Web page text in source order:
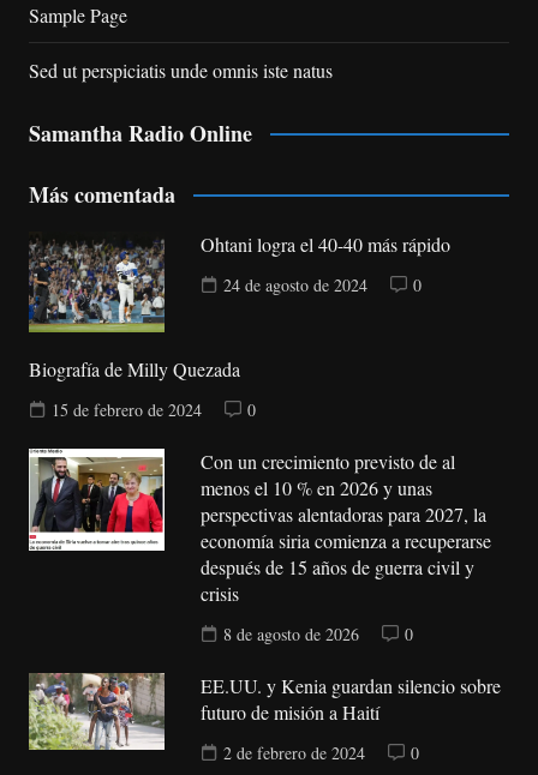
Sample Page
Sed ut perspiciatis unde omnis iste natus
Samantha Radio Online
Más comentada
Ohtani logra el 40-40 más rápido
24 de agosto de 2024 0
Biografía de Milly Quezada
15 de febrero de 2024 0
Con un crecimiento previsto de al
menos el 10 % en 2026 y unas
perspectivas alentadoras para 2027, la
economía siria comienza a recuperarse
después de 15 años de guerra civil y
crisis
8 de agosto de 2026 0
EE.UU. y Kenia guardan silencio sobre
futuro de misión a Haití
2 de febrero de 2024 0